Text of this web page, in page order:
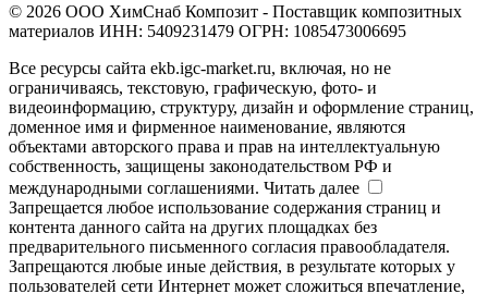
© 2026 ООО ХимСнаб Композит - Поставщик композитных
материалов ИНН: 5409231479 ОГРН: 1085473006695
Все ресурсы сайта ekb.igc-market.ru, включая, но не
ограничиваясь, текстовую, графическую, фото- и
видеоинформацию, структуру, дизайн и оформление страниц,
доменное имя и фирменное наименование, являются
объектами авторского права и прав на интеллектуальную
собственность, защищены законодательством РФ и
международными соглашениями. Читать далее
Запрещается любое использование содержания страниц и
контента данного сайта на других площадках без
предварительного письменного согласия правообладателя.
Запрещаются любые иные действия, в результате которых у
пользователей сети Интернет может сложиться впечатление,